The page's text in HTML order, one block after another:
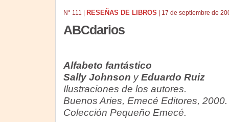
N° 111 RESEÑAS DE LIBROS 17 de septiembre de
ABCdarios
Alfabeto fantástico
Sally Johnson yEduardo Ruiz
Ilustraciones de los autores.
Buenos Aries, Emecé Editores, 2000.
Colección Pequeño Emecé.